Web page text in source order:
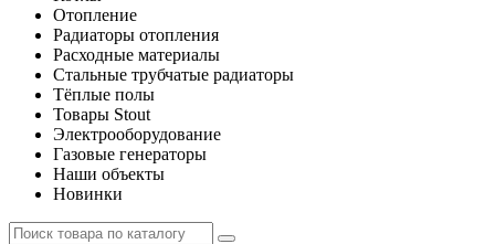
Отопление
Радиаторы отопления
Расходные материалы
Стальные трубчатые радиаторы
Тёплые полы
Товары Stout
Электрооборудование
Газовые генераторы
Наши объекты
Новинки